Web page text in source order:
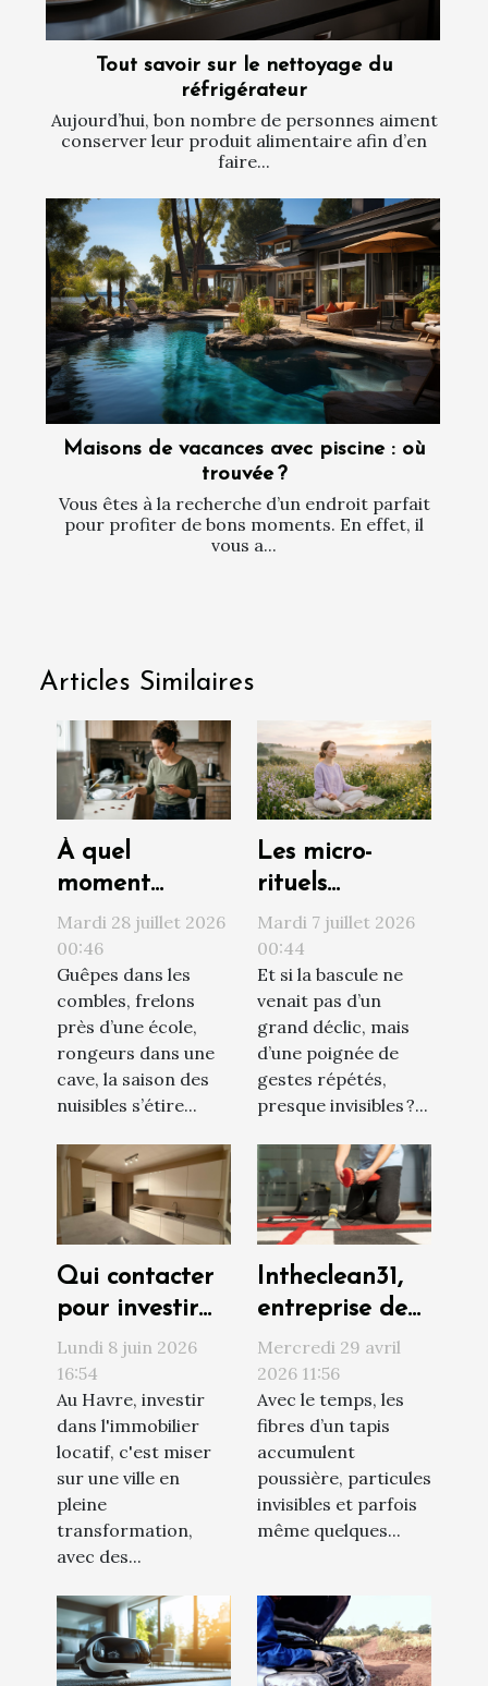
Tout savoir sur le nettoyage du
réfrigérateur
Aujourd’hui, bon nombre de personnes aiment
conserver leur produit alimentaire afin d’en
faire...
Maisons de vacances avec piscine : où
trouvée ?
Vous êtes à la recherche d’un endroit parfait
pour profiter de bons moments. En effet, il
vous a...
Articles Similaires
À quel
moment
contacter un
professionnel
face à une
invasion de
nuisibles ?
Mardi 28 juillet 2026
00:46
Guêpes dans les
combles, frelons
près d’une école,
rongeurs dans une
cave, la saison des
nuisibles s’étire...
Les micro-
rituels
quotidiens qui
transforment
votre vision du
monde
Mardi 7 juillet 2026
00:44
Et si la bascule ne
venait pas d’un
grand déclic, mais
d’une poignée de
gestes répétés,
presque invisibles ?...
Qui contacter
pour investir
sereinement
au Havre ?
Lundi 8 juin 2026
16:54
Au Havre, investir
dans l'immobilier
locatif, c'est miser
sur une ville en
pleine
transformation,
avec des...
Intheclean31,
entreprise de
confiance pour
le nettoyage
de vos tapis à
Toulouse
Mercredi 29 avril
2026 11:56
Avec le temps, les
fibres d’un tapis
accumulent
poussière, particules
invisibles et parfois
même quelques...